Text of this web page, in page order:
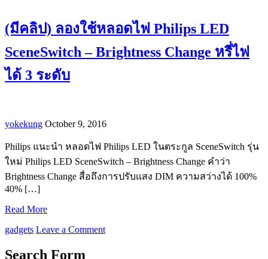
(มีคลิป) ลองใช้หลอดไฟ Philips LED
SceneSwitch – Brightness Change หรี่ไฟ
ได้ 3 ระดับ
yokekung October 9, 2016
Philips แนะนำ หลอดไฟ Philips LED ในตระกูล SceneSwitch รุ่น
ใหม่ Philips LED SceneSwitch – Brightness Change คำว่า
Brightness Change สื่อถึงการปรับแสง DIM ความสว่างได้ 100%
40% […]
Read More
gadgets Leave a Comment
Search Form